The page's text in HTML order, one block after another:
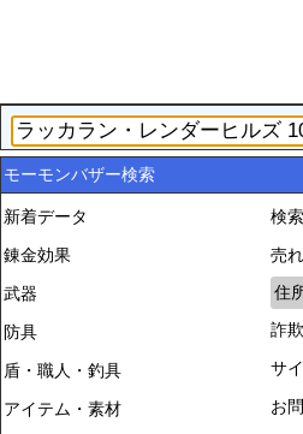
モーモンバザー検索
新着データ
錬金効果
武器
防具
盾・職人・釣具
アイテム・素材
検
売
住
詐
サ
お